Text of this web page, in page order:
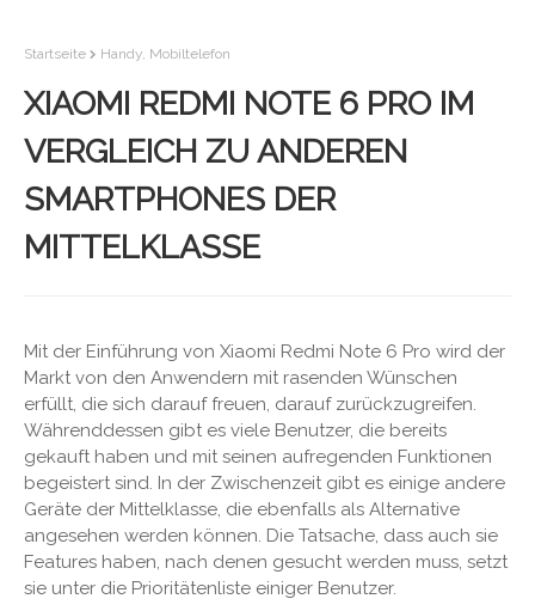
Startseite Handy, Mobiltelefon
XIAOMI REDMI NOTE 6 PRO IM
VERGLEICH ZU ANDEREN
SMARTPHONES DER
MITTELKLASSE
Mit der Einführung von Xiaomi Redmi Note 6 Pro wird der
Markt von den Anwendern mit rasenden Wünschen
erfüllt, die sich darauf freuen, darauf zurückzugreifen.
Währenddessen gibt es viele Benutzer, die bereits
gekauft haben und mit seinen aufregenden Funktionen
begeistert sind. In der Zwischenzeit gibt es einige andere
Geräte der Mittelklasse, die ebenfalls als Alternative
angesehen werden können. Die Tatsache, dass auch sie
Features haben, nach denen gesucht werden muss, setzt
sie unter die Prioritätenliste einiger Benutzer.